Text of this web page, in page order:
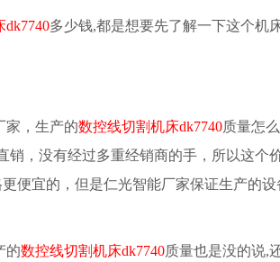
dk7740多少钱,都是想要先了解一下这个机
家，生产的数控线切割机床dk7740质量怎
，没有经过多重经销商的手，所以这个
便宜的，但是仁光智能厂家保证生产的设
的数控线切割机床dk7740质量也是没的说,